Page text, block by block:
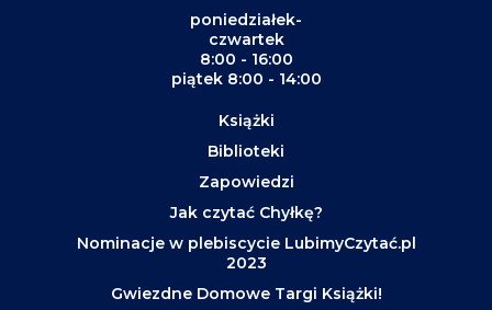
poniedziałek-
czwartek
8:00 - 16:00
piątek 8:00 - 14:00
Książki
Biblioteki
Zapowiedzi
Jak czytać Chyłkę?
Nominacje w plebiscycie LubimyCzytać.pl
2023
Gwiezdne Domowe Targi Książki!